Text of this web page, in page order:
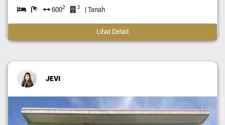
6002 2 | Tanah
Lihat Detail
JEVI